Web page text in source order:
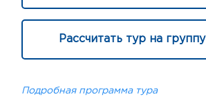
Рассчитать тур на группу
Подробная программа тура